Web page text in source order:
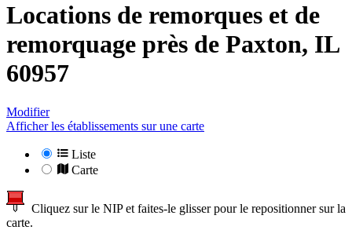
Locations de remorques et de
remorquage près de Paxton, IL
60957
Modifier
Afficher les établissements sur une carte
Liste
Carte
Cliquez sur le NIP et faites-le glisser pour le repositionner sur la
carte.